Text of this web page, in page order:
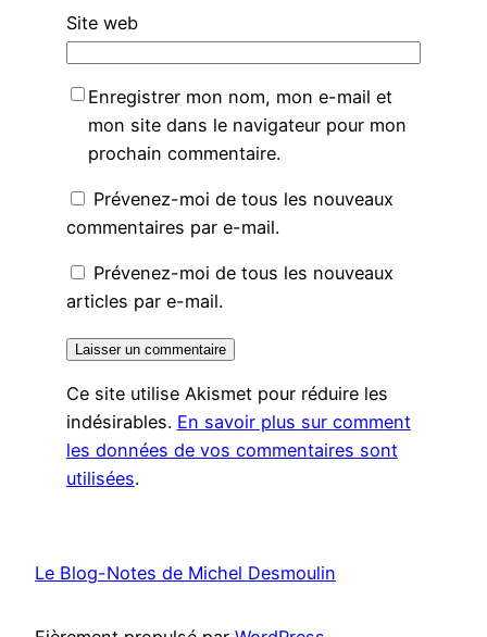
Site web
Enregistrer mon nom, mon e-mail et
mon site dans le navigateur pour mon
prochain commentaire.
Prévenez-moi de tous les nouveaux
commentaires par e-mail.
Prévenez-moi de tous les nouveaux
articles par e-mail.
Ce site utilise Akismet pour réduire les
indésirables. En savoir plus sur comment
les données de vos commentaires sont
utilisées.
Le Blog-Notes de Michel Desmoulin